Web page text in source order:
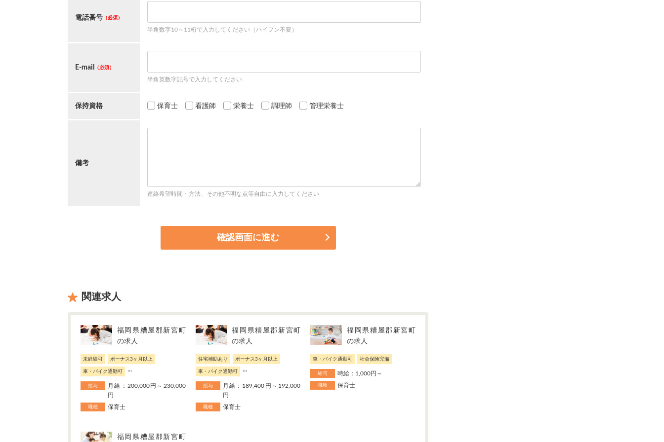
電話番号 （必須）
半角数字10～11桁で入力してください（ハイフン不要）
E-mail （必須）
半角英数字記号で入力してください
保持資格 保育士 看護師 栄養士 調理師 管理栄養士
備考
連絡希望時間・方法、その他不明な点等自由に入力してください
関連求人
福岡県糟屋郡新宮町
の求人
未経験可 ボーナス3ヶ月以上
車・バイク通勤可 ...
給与
月給：200,000円～230,000
円
職種 保育士
福岡県糟屋郡新宮町
の求人
住宅補助あり ボーナス3ヶ月以上
車・バイク通勤可 ...
給与
月給：189,400円～192,000
円
職種 保育士
福岡県糟屋郡新宮町
の求人
車・バイク通勤可 社会保険完備
給与 時給：1,000円～
職種 保育士
福岡県糟屋郡新宮町